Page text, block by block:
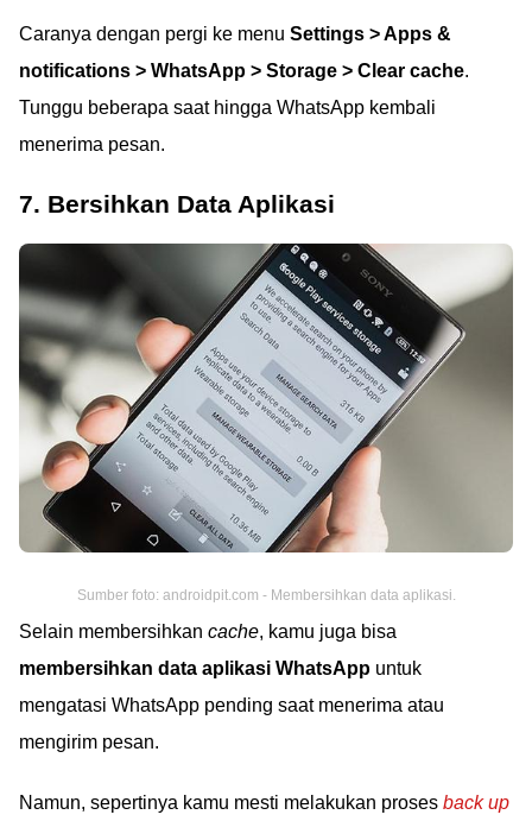
Caranya dengan pergi ke menu Settings > Apps &
notifications > WhatsApp > Storage > Clear cache.
Tunggu beberapa saat hingga WhatsApp kembali
menerima pesan.
7. Bersihkan Data Aplikasi
Sumber foto: androidpit.com - Membersihkan data aplikasi.
Selain membersihkan cache, kamu juga bisa
membersihkan data aplikasi WhatsApp untuk
mengatasi WhatsApp pending saat menerima atau
mengirim pesan.
Namun, sepertinya kamu mesti melakukan proses back up